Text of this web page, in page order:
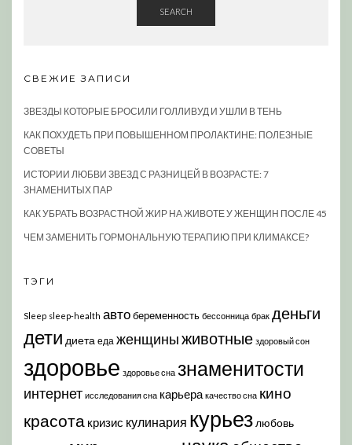
SEARCH
СВЕЖИЕ ЗАПИСИ
ЗВЕЗДЫ КОТОРЫЕ БРОСИЛИ ГОЛЛИВУД И УШЛИ В ТЕНЬ
КАК ПОХУДЕТЬ ПРИ ПОВЫШЕННОМ ПРОЛАКТИНЕ: ПОЛЕЗНЫЕ
СОВЕТЫ
ИСТОРИИ ЛЮБВИ ЗВЕЗД С РАЗНИЦЕЙ В ВОЗРАСТЕ: 7
ЗНАМЕНИТЫХ ПАР
КАК УБРАТЬ ВОЗРАСТНОЙ ЖИР НА ЖИВОТЕ У ЖЕНЩИН ПОСЛЕ 45
ЧЕМ ЗАМЕНИТЬ ГОРМОНАЛЬНУЮ ТЕРАПИЮ ПРИ КЛИМАКСЕ?
ТЭГИ
Sleep sleep-health автобеременность бессонница брак деньги
дети диета еда женщиныживотные здоровый сон
здоровье здоровье сна знаменитости
интернет исследования сна карьера качество сна кино
красота кризис кулинария курьез любовь